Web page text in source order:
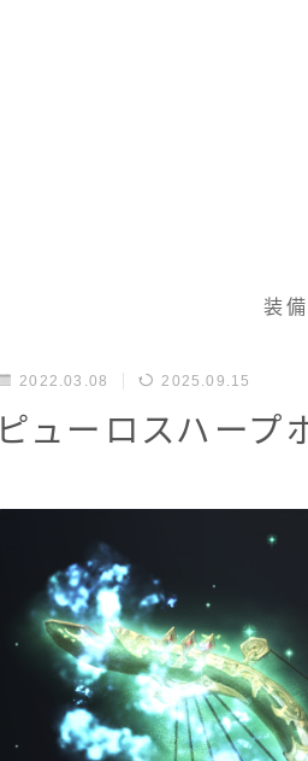
装
2022.03.08 2025.09.15
ピューロスハープ